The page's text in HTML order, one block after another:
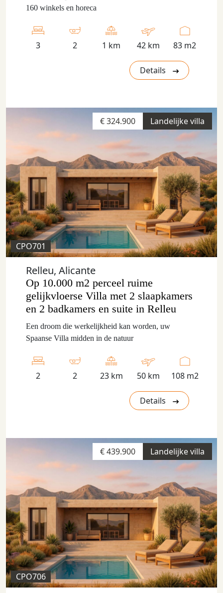
160 winkels en horeca
3 2 1 km 42 km 83 m2
Details
Landelijke villa
€ 324.900
CPO701
Relleu, Alicante
Op 10.000 m2 perceel ruime
gelijkvloerse Villa met 2 slaapkamers
en 2 badkamers en suite in Relleu
Een droom die werkelijkheid kan worden, uw
Spaanse Villa midden in de natuur
2 2 23 km 50 km 108 m2
Details
Landelijke villa
€ 439.900
CPO706